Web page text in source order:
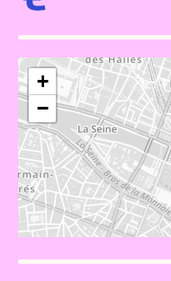
+
−